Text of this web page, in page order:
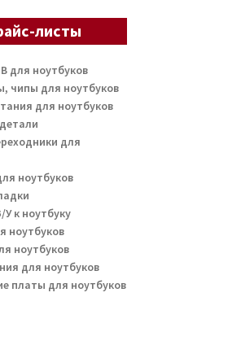
листы
для ноутбуков
чипы для ноутбуков
для ноутбуков
для
ноутбуков
к ноутбуку
ноутбуков
ноутбуков
для ноутбуков
платы для ноутбуков